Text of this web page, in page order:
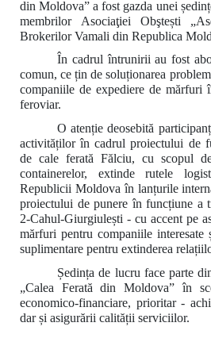
din Moldova” a fost gazda unei
membrilor
Asociaţiei Obştești
Brokerilor Vamali din Republica
În cadrul întrunirii au fost
comun, ce țin de soluționarea
companiile de expediere de mărfuri
feroviar.
O atenție deosebită
activităților în cadrul proiectului de
de cale ferată Fălciu, cu scopul
containerelor, extinde rutele
Republicii Moldova în lanțurile
proiectului de punere în funcțiune a
2-Cahul-Giurgiulești - cu accent pe
mărfuri pentru companiile interesate
suplimentare pentru extinderea
Ședința de lucru face parte
„Calea Ferată din Moldova” în
economico-financiare, prioritar -
dar și asigurării calității serviciilor.